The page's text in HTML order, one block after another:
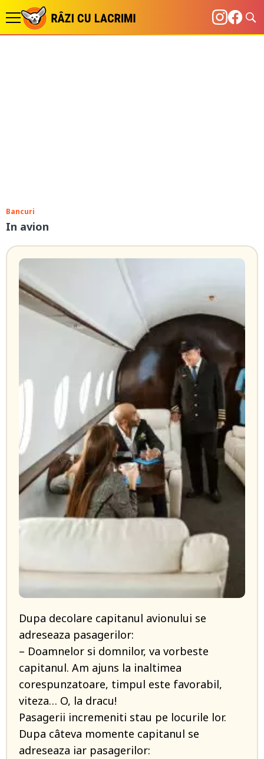
Bancuri
In avion
Dupa decolare capitanul avionului se
adreseaza pasagerilor:
– Doamnelor si domnilor, va vorbeste
capitanul. Am ajuns la inaltimea
corespunzatoare, timpul este favorabil,
viteza… O, la dracu!
Pasagerii incremeniti stau pe locurile lor.
Dupa câteva momente capitanul se
adreseaza iar pasagerilor: